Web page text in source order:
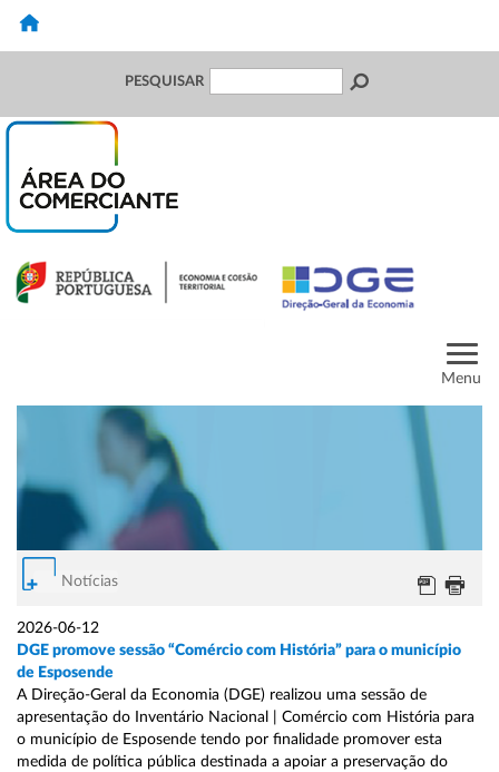
PESQUISAR
Menu
Notícias
2026-06-12
DGE promove sessão “Comércio com História” para o município
de Esposende
A Direção-Geral da Economia (DGE) realizou uma sessão de
apresentação do Inventário Nacional | Comércio com História para
o município de Esposende tendo por finalidade promover esta
medida de política pública destinada a apoiar a preservação do